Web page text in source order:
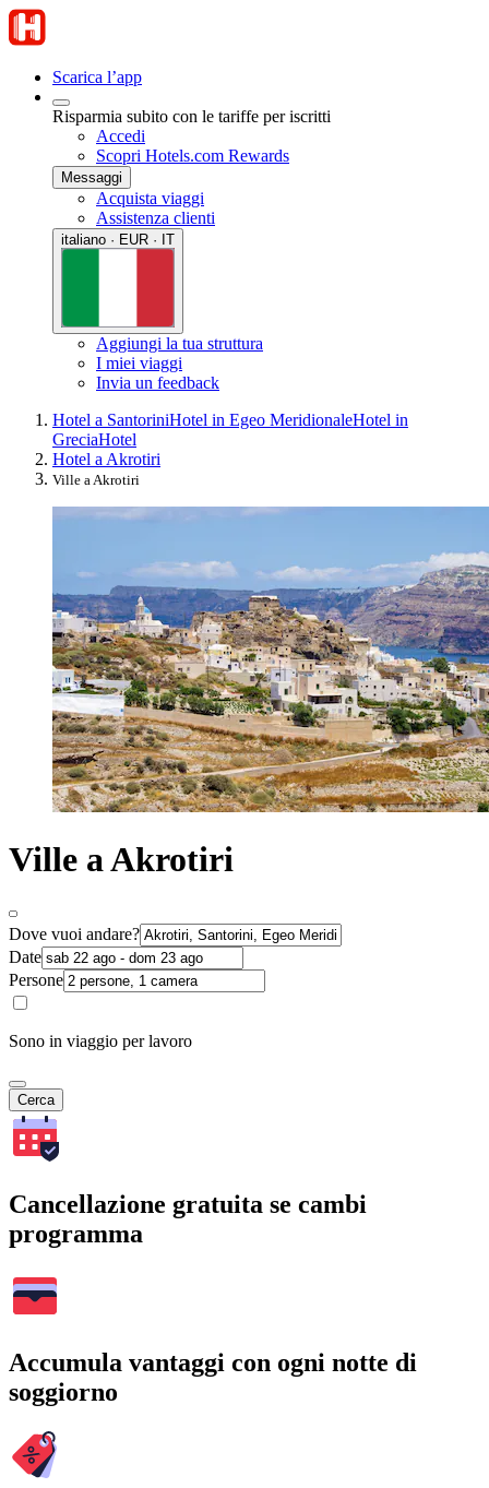
Scarica l’app
Risparmia subito con le tariffe per iscritti
Accedi
Scopri Hotels.com Rewards
Messaggi
Acquista viaggi
Assistenza clienti
italiano · EUR · IT
Aggiungi la tua struttura
I miei viaggi
Invia un feedback
Hotel a SantoriniHotel in Egeo MeridionaleHotel in
GreciaHotel
Hotel a Akrotiri
Ville a Akrotiri
Ville a Akrotiri
Dove vuoi andare?
Date
Persone
Sono in viaggio per lavoro
Cerca
Cancellazione gratuita se cambi
programma
Accumula vantaggi con ogni notte di
soggiorno